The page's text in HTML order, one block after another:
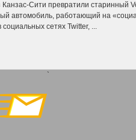
Сити превратили старинный
автомобиль, работающий на
сетях Twitter, ...
`